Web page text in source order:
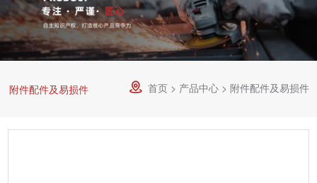
页
中
心
于
星
鼎
合
作
案
荣
誉
资附件配件及易损件  首页> 产品中心> 附件配件及易损件